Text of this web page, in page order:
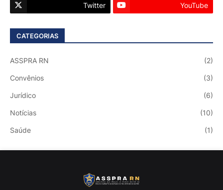
Twitter YouTube
CATEGORIAS
ASSPRA RN (2)
Convênios (3)
Jurídico (6)
Notícias (10)
Saúde (1)